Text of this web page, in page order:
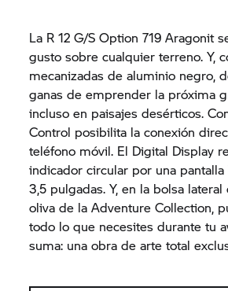
La R 12 G/S Option 719 Aragonit
gusto sobre cualquier terreno. Y,
mecanizadas de aluminio negro,
ganas de emprender la próxima
incluso en paisajes desérticos.
Control posibilita la conexión
teléfono móvil. El Digital Display
indicador circular por una
3,5 pulgadas. Y, en la bolsa
oliva de la Adventure Collection,
todo lo que necesites durante tu
suma: una obra de arte total